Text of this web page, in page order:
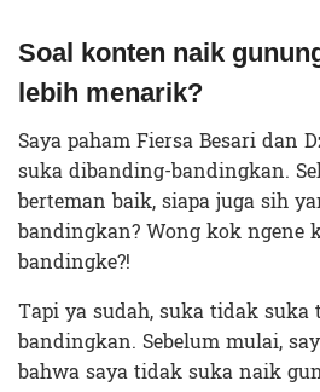
Soal konten naik
lebih menarik?
Saya paham Fiersa Besari dan
suka dibanding-bandingkan.
berteman baik, siapa juga sih
bandingkan? Wong kok ngene
bandingke?!
Tapi ya sudah, suka tidak suka
bandingkan. Sebelum mulai,
bahwa saya tidak suka naik